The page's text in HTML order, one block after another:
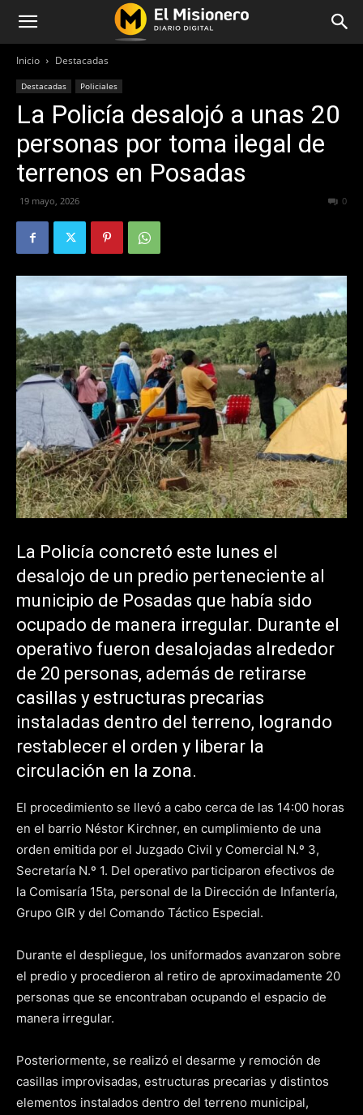
Inicio Destacadas
Destacadas Policiales
La Policía desalojó a unas 20
personas por toma ilegal de
terrenos en Posadas
19 mayo, 2026 0
La Policía concretó este lunes el
desalojo de un predio perteneciente al
municipio de Posadas que había sido
ocupado de manera irregular. Durante el
operativo fueron desalojadas alrededor
de 20 personas, además de retirarse
casillas y estructuras precarias
instaladas dentro del terreno, logrando
restablecer el orden y liberar la
circulación en la zona.
El procedimiento se llevó a cabo cerca de las 14:00 horas
en el barrio Néstor Kirchner, en cumplimiento de una
orden emitida por el Juzgado Civil y Comercial N.º 3,
Secretaría N.º 1. Del operativo participaron efectivos de
la Comisaría 15ta, personal de la Dirección de Infantería,
Grupo GIR y del Comando Táctico Especial.
Durante el despliegue, los uniformados avanzaron sobre
el predio y procedieron al retiro de aproximadamente 20
personas que se encontraban ocupando el espacio de
manera irregular.
Posteriormente, se realizó el desarme y remoción de
casillas improvisadas, estructuras precarias y distintos
elementos instalados dentro del terreno municipal,